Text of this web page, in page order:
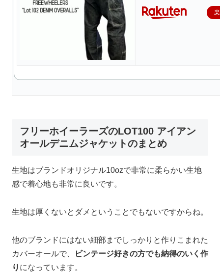
フリーホイーラーズのLOT100 アイアン
オールデニムジャケットのまとめ
生地はブランドオリジナル10ozで非常に柔らかい生地
感で着心地も非常に良いです。
生地は厚くないとダメということでもないですからね。
他のブランドにはない細部までしっかりと作りこまれた
カバーオールで、
ビンテージ好きの方でも納得のいく作
り になっています。